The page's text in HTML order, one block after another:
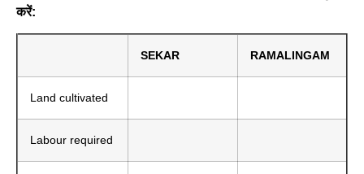
करें:
SEKAR RAMALINGAM
Land cultivated
Labour required